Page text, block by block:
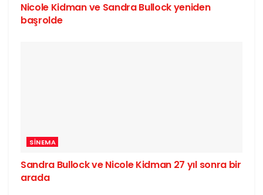
Nicole Kidman ve Sandra Bullock yeniden
başrolde
SINEMA
Sandra Bullock ve Nicole Kidman 27 yıl sonra bir
arada